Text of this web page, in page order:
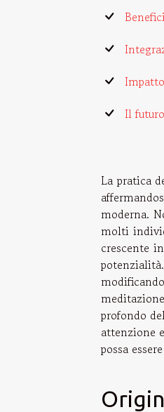
Il
La pratica
moderna.
molti
crescente
profondo
attenzione
possa